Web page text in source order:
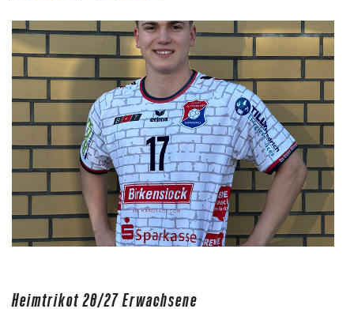
Heimtrikot 26/27 Erwachsene